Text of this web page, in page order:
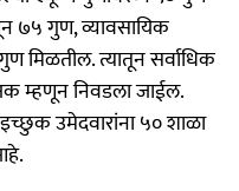
७५ गुण, व्यावसायिक
मिळतील. त्यातून सर्वाधिक
म्हणून निवडला जाईल.
उमेदवारांना ५० शाळा